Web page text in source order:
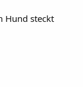
Hund steckt